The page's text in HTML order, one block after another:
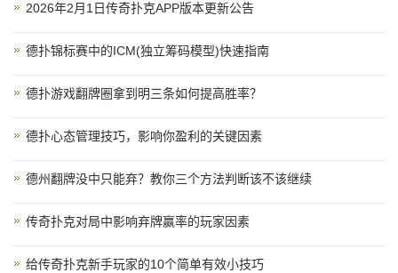
2026年2月1日传奇扑克APP版本更新公告
德扑锦标赛中的ICM(独立筹码模型)快速指南
德扑游戏翻牌圈拿到明三条如何提高胜率？
德扑心态管理技巧，影响你盈利的关键因素
德州翻牌没中只能弃？教你三个方法判断该不该继续
传奇扑克对局中影响弃牌赢率的玩家因素
给传奇扑克新手玩家的10个简单有效小技巧